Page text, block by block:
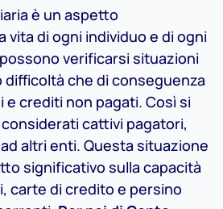
è un aspetto
vita di ogni individuo e di ogni
verificarsi situazioni
difficoltà che di conseguenza
e crediti non pagati. Così si
cattivi pagatori,
altri enti. Questa situazione
significativo sulla capacità
carte di credito e persino